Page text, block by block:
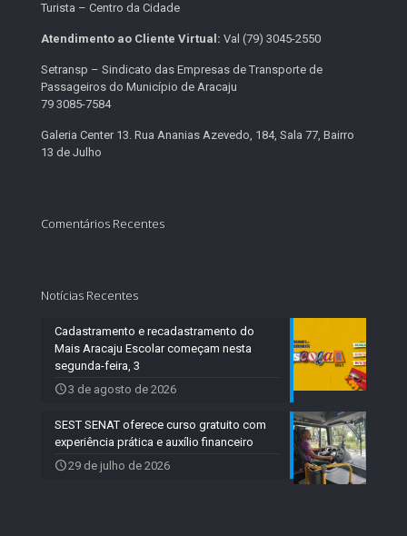
Turista – Centro da Cidade
Atendimento ao Cliente Virtual: Val (79) 3045-2550
Setransp – Sindicato das Empresas de Transporte de
Passageiros do Município de Aracaju
79 3085-7584
Galeria Center 13. Rua Ananias Azevedo, 184, Sala 77, Bairro
13 de Julho
Comentários Recentes
Notícias Recentes
Cadastramento e recadastramento do
Mais Aracaju Escolar começam nesta
segunda-feira, 3
3 de agosto de 2026
SEST SENAT oferece curso gratuito com
experiência prática e auxílio financeiro
29 de julho de 2026